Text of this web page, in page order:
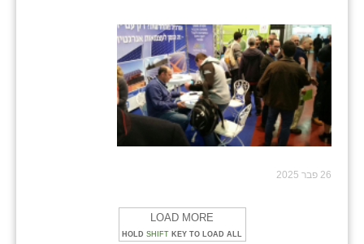
26 פבר 2025
LOAD MORE
HOLD SHIFT KEY TO LOAD ALL